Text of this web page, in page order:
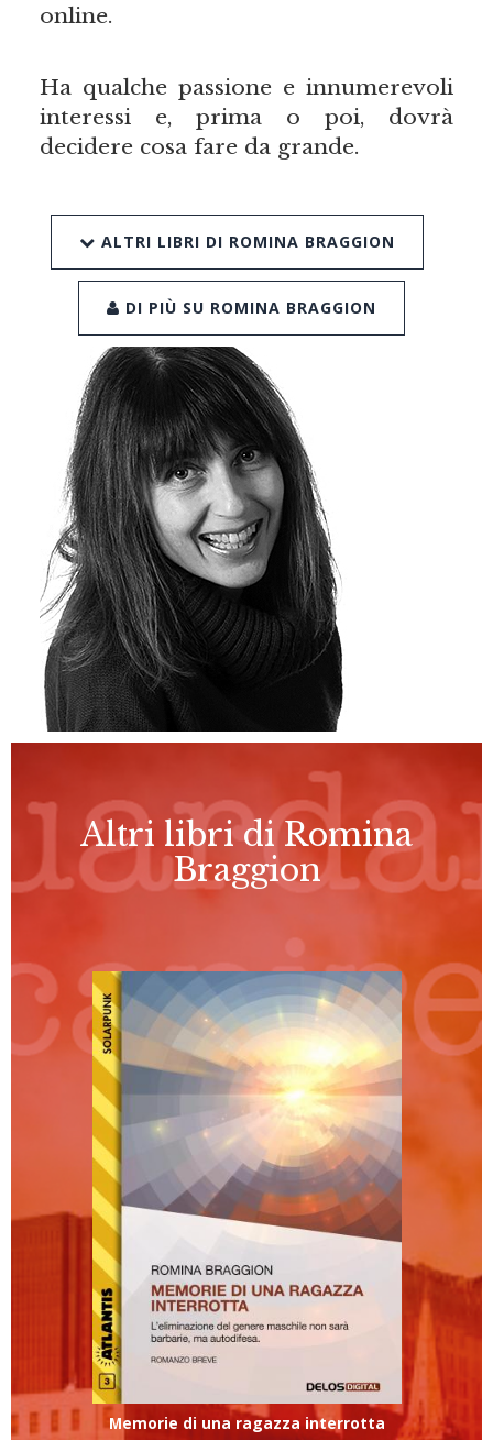
online.
Ha qualche passione e innumerevoli
interessi e, prima o poi, dovrà
decidere cosa fare da grande.
ALTRI LIBRI DI ROMINA BRAGGION
DI PIÙ SU ROMINA BRAGGION
Altri libri di Romina
Braggion
Memorie di una ragazza interrotta